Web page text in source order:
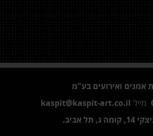
אמנים ואירועים בע"מ
מייל kaspit@kaspit-art.co.il
תל אביב.